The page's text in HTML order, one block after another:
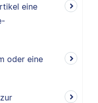
eine
oder eine